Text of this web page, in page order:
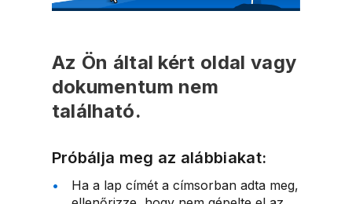
Az Ön által kért oldal vagy
dokumentum nem
található.
Próbálja meg az alábbiakat:
Ha a lap címét a címsorban adta meg,